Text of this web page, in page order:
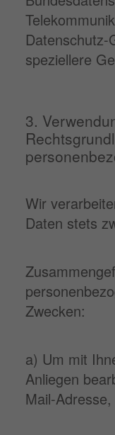
Datenschutz-
speziellere
3.
Wir
Daten stets
Zwecken:
a) Um mit
Anliegen
Mail-